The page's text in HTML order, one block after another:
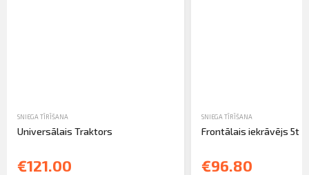
SNIEGA TĪRĪŠANA
Universālais Traktors
€121.00
SNIEGA TĪRĪŠANA
Frontālais iekrāvējs 5t
€96.80